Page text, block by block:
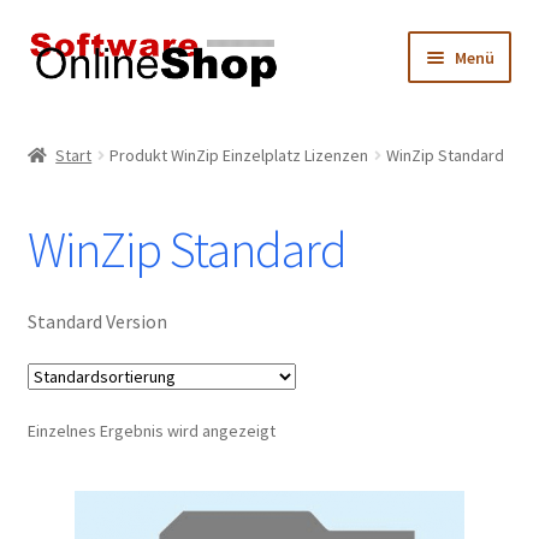
Zur
Navigation
Zum
Inhalt
Menü
Hersteller
Impressum
Mein Konto
Produktkatalog
Start Produkt WinZip Einzelplatz Lizenzen WinZip Standard
WinZip Standard
Standard Version
Einzelnes Ergebnis wird angezeigt